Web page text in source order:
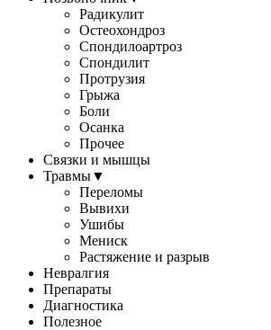
Радикулит
Остеохондроз
Спондилоартроз
Спондилит
Протрузия
Грыжа
Боли
Осанка
Прочее
Связки и мышцы
Травмы▼
Переломы
Вывихи
Ушибы
Мениск
Растяжение и разрыв
Невралгия
Препараты
Диагностика
Полезное